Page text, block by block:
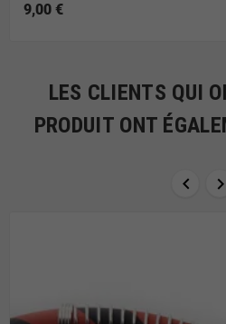
9,00 €
LES CLIENTS QUI
PRODUIT ONT
 